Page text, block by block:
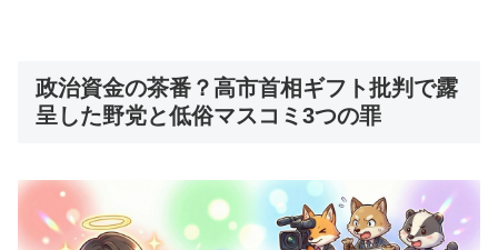
政治資金の茶番？高市首相ギフト批判で露
呈した野党と低俗マスコミ3つの罪